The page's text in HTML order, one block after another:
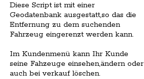
Diese Script ist mit einer
Geodatenbank ausgestatt,so das die
Entfernung zu dem suchenden
Fahrzeug eingerenzt werden kann.
Im Kundenmenü kann Ihr Kunde
seine Fahzeuge einsehen,ändern oder
auch bei verkauf löschen.